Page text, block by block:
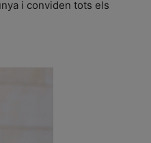
i conviden tots els